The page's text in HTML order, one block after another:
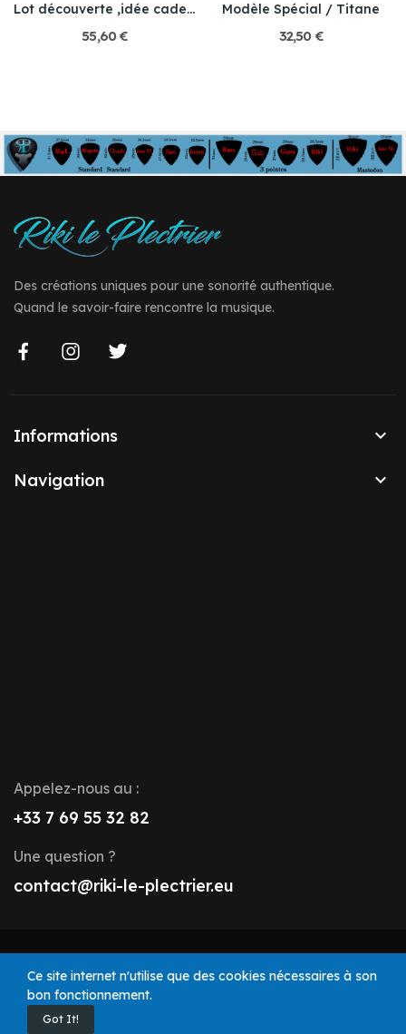
Lot découverte ,idée cadeau
55,60 €
Modèle Spécial / Titane
32,50 €
Des créations uniques pour une sonorité authentique.
Quand le savoir-faire rencontre la musique.
Informations 
Navigation 
Appelez-nous au :
+33 7 69 55 32 82
Une question ?
contact@riki-le-plectrier.eu
Ce site internet n'utilise que des cookies nécessaires à son
bon fonctionnement.
Got It!